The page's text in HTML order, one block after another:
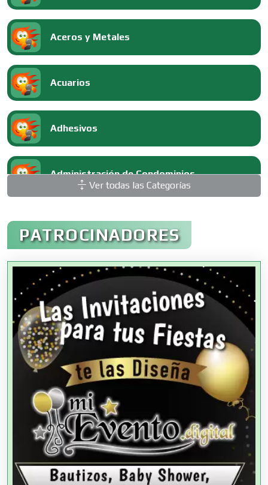
Aceros y Metales
Acuarios
Adhesivos
Administración de Condominios
Administración de Empresas
Agencias Aduanales
Agencias de Autos
Agencias de Cobranza
Agencias de Colocación
Agencias de Modelos
Ver todas las Categorías
PATROCINADORES